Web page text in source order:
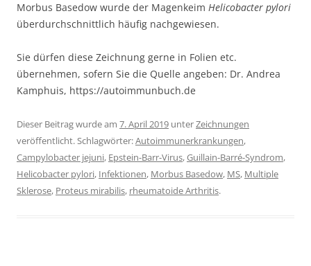
Morbus Basedow wurde der Magenkeim Helicobacter pylori
überdurchschnittlich häufig nachgewiesen.
Sie dürfen diese Zeichnung gerne in Folien etc.
übernehmen, sofern Sie die Quelle angeben: Dr. Andrea
Kamphuis, https://autoimmunbuch.de
Dieser Beitrag wurde am 7. April 2019 unterZeichnungen
veröffentlicht. Schlagwörter:Autoimmunerkrankungen,
Campylobacter jejuni, Epstein-Barr-Virus,Guillain-Barré-Syndrom,
Helicobacter pylori, Infektionen, Morbus Basedow, MS, Multiple
Sklerose, Proteus mirabilis, rheumatoide Arthritis.